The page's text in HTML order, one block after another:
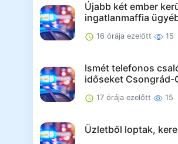
Újabb két ember
ingatlanmaffia
16 órája ezelőtt 15
Ismét telefonos
időseket Csongrád-
17 órája ezelőtt 15
Üzletből loptak,